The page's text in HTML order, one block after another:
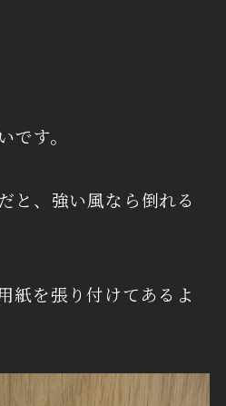
です。
と、強い風なら倒れる
紙を張り付けてあるよ